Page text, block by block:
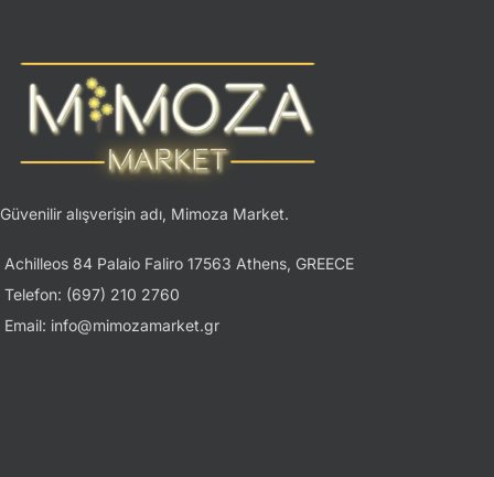
Güvenilir alışverişin adı, Mimoza Market.
Achilleos 84 Palaio Faliro 17563 Athens, GREECE
Telefon: (697) 210 2760
Email: info@mimozamarket.gr